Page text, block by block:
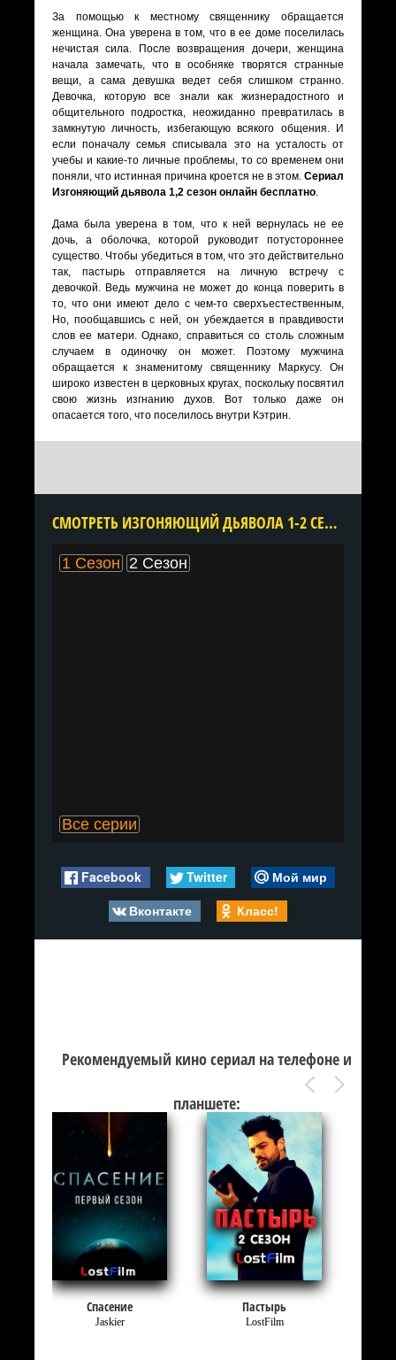
За помощью к местному священнику обращается
женщина. Она уверена в том, что в ее доме поселилась
нечистая сила. После возвращения дочери, женщина
начала замечать, что в особняке творятся странные
вещи, а сама девушка ведет себя слишком странно.
Девочка, которую все знали как жизнерадостного и
общительного подростка, неожиданно превратилась в
замкнутую личность, избегающую всякого общения. И
если поначалу семья списывала это на усталость от
учебы и какие-то личные проблемы, то со временем они
поняли, что истинная причина кроется не в этом. Сериал
Изгоняющий дьявола 1,2 сезон онлайн бесплатно.
Дама была уверена в том, что к ней вернулась не ее
дочь, а оболочка, которой руководит потустороннее
существо. Чтобы убедиться в том, что это действительно
так, пастырь отправляется на личную встречу с
девочкой. Ведь мужчина не может до конца поверить в
то, что они имеют дело с чем-то сверхъестественным,
Но, пообщавшись с ней, он убеждается в правдивости
слов ее матери. Однако, справиться со столь сложным
случаем в одиночку он может. Поэтому мужчина
обращается к знаменитому священнику Маркусу. Он
широко известен в церковных кругах, поскольку посвятил
свою жизнь изгнанию духов. Вот только даже он
опасается того, что поселилось внутри Кэтрин.
CМОТРЕТЬ ИЗГОНЯЮЩИЙ ДЬЯВОЛА 1-2 СЕЗОН ОНЛАЙН В ХОРОШЕМ КАЧЕСТВЕ ВСЕ СЕРИИ ПОДРЯД БЕСПЛАТНО
1 Сезон 2 Сезон
Все серии
Facebook Twitter
Мой мир
Вконтакте
Класс!
Рекомендуемый кино сериал на телефоне и
планшете:
Спасение
Jaskier
Пастырь
LostFilm